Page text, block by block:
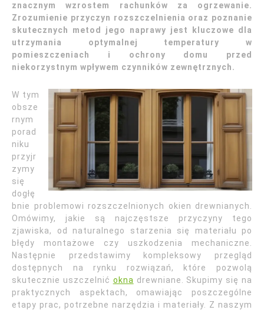
znacznym wzrostem rachunków za ogrzewanie.
Zrozumienie przyczyn rozszczelnienia oraz poznanie
skutecznych metod jego naprawy jest kluczowe dla
utrzymania optymalnej temperatury w
pomieszczeniach i ochrony domu przed
niekorzystnym wpływem czynników zewnętrznych.
W tym
obsze
rnym
porad
niku
przyjr
zymy
się
dogłę
bnie problemowi rozszczelnionych okien drewnianych.
Omówimy, jakie są najczęstsze przyczyny tego
zjawiska, od naturalnego starzenia się materiału po
błędy montażowe czy uszkodzenia mechaniczne.
Następnie przedstawimy kompleksowy przegląd
dostępnych na rynku rozwiązań, które pozwolą
skutecznie uszczelnić okna drewniane. Skupimy się na
praktycznych aspektach, omawiając poszczególne
etapy prac, potrzebne narzędzia i materiały. Z naszym